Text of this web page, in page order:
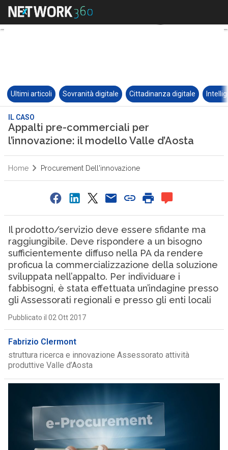
Ultimi articoli Sovranità digitale Cittadinanza digitale
IL CASO
Appalti pre-commerciali per
l’innovazione: il modello Valle d’Aosta
Home Procurement Dell'innovazione
Il prodotto/servizio deve essere sfidante ma
raggiungibile. Deve rispondere a un bisogno
sufficientemente diffuso nella PA da rendere
proficua la commercializzazione della soluzione
sviluppata nell’appalto. Per individuare i
fabbisogni, è stata effettuata un’indagine presso
gli Assessorati regionali e presso gli enti locali
Pubblicato il 02 Ott 2017
Fabrizio Clermont
struttura ricerca e innovazione Assessorato attività
produttive Valle d’Aosta